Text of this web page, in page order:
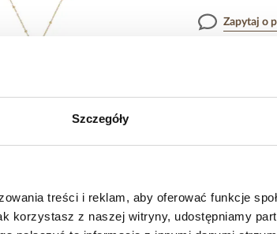
Szczegóły
treści i reklam, aby oferować funkcje
korzystasz z naszej witryny, udostępniamy
Zapytaj o
Surowiec: stal
Długość
RodzajBrak opinii
Jeszcze